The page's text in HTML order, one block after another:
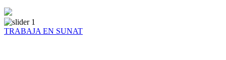
TRABAJA EN SUNAT